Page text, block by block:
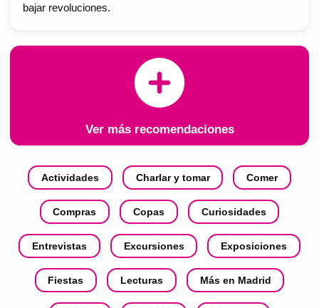
bajar revoluciones.
Ver más recomendaciones
Actividades Charlar y tomar Comer
Compras Copas Curiosidades
Entrevistas Excursiones Exposiciones
Fiestas Lecturas Más en Madrid